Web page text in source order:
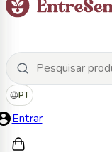
PT
Entrar